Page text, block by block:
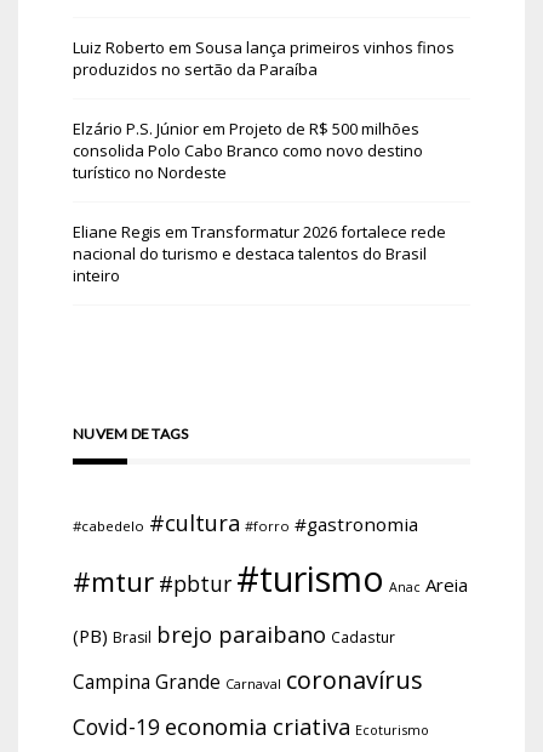
Luiz Roberto em Sousa lança primeiros vinhos finos
produzidos no sertão da Paraíba
Elzário P.S. Júniorem Projeto de R$ 500 milhões
consolida Polo Cabo Branco como novo destino
turístico no Nordeste
Eliane Regis em Transformatur 2026 fortalece rede
nacional do turismo e destaca talentos do Brasil
inteiro
NUVEM DE TAGS
#cabedelo #cultura #forro #gastronomia
#mtur #pbtur #turismo Anac Areia
(PB) Brasil brejo paraibano Cadastur
Campina Grande Carnaval coronavírus
Covid-19 economia criativa Ecoturismo